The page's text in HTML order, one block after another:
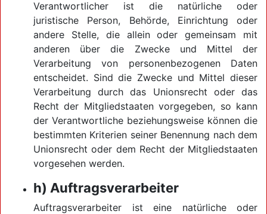
Verantwortlicher ist die natürliche oder
juristische Person, Behörde, Einrichtung oder
andere Stelle, die allein oder gemeinsam mit
anderen über die Zwecke und Mittel der
Verarbeitung von personenbezogenen Daten
entscheidet. Sind die Zwecke und Mittel dieser
Verarbeitung durch das Unionsrecht oder das
Recht der Mitgliedstaaten vorgegeben, so kann
der Verantwortliche beziehungsweise können die
bestimmten Kriterien seiner Benennung nach dem
Unionsrecht oder dem Recht der Mitgliedstaaten
vorgesehen werden.
h) Auftragsverarbeiter
Auftragsverarbeiter ist eine natürliche oder